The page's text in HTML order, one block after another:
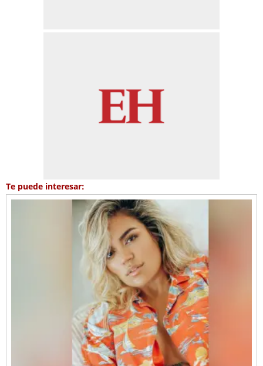
Te puede interesar: